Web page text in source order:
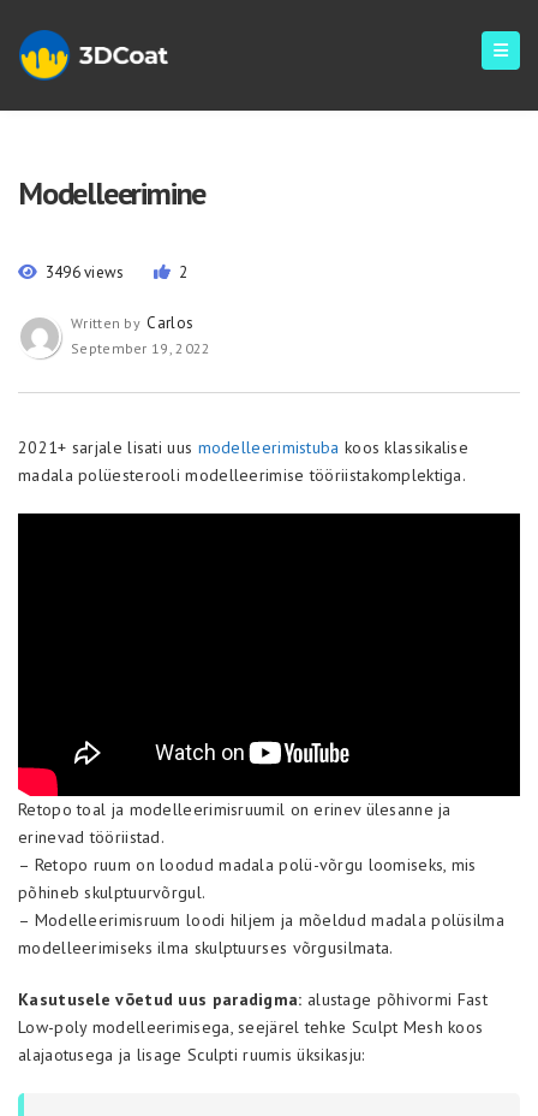
Modelleerimine
3496 views 2
Written by Carlos
September 19, 2022
2021+ sarjale lisati uus modelleerimistuba koos klassikalise
madala polüesterooli modelleerimise tööriistakomplektiga.
Retopo toal ja modelleerimisruumil on erinev ülesanne ja
erinevad tööriistad.
– Retopo ruum on loodud madala polü-võrgu loomiseks, mis
põhineb skulptuurvõrgul.
– Modelleerimisruum loodi hiljem ja mõeldud madala polüsilma
modelleerimiseks ilma skulptuurses võrgusilmata.
Kasutusele võetud uus paradigma: alustage põhivormi Fast
Low-poly modelleerimisega, seejärel tehke Sculpt Mesh koos
alajaotusega ja lisage Sculpti ruumis üksikasju: